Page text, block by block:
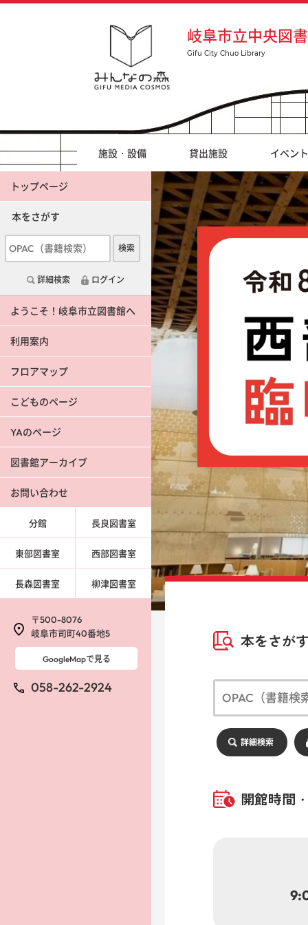
岐阜市立中央図
施設・設備 貸出施設 イベン
本をさが
詳細検索
開館時間
トップページ
本をさがす
検索
詳細検索 ログイン
ようこそ！岐阜市立図書館へ
利用案内
フロアマップ
こどものページ
YAのページ
図書館アーカイブ
お問い合わせ
分館 長良図書室
東部図書室 西部図書室
長森図書室 柳津図書室
〒500-8076
岐阜市司町40番地5
GoogleMapで見る
058-262-2924